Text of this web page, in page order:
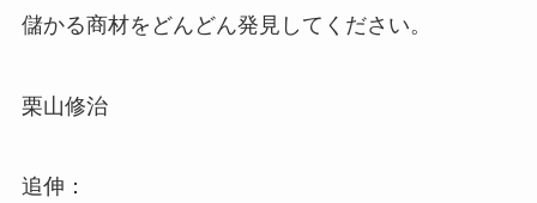
儲かる商材をどんどん発見してください。
栗山修治
追伸：